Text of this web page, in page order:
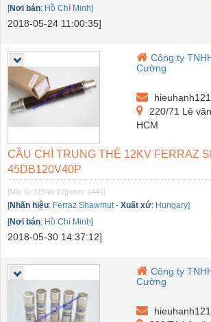
[Nơi bán: Hồ Chí Minh]
2018-05-24 11:00:35]
Công ty
Cường
220/71 Lê
HCM
CẦU CHÌ TRUNG THẾ 12KV FERRAZ
45DB120V40P
[Mã: G-37946-10][xem: 1441]
[Nhãn hiệu: Ferraz Shawmut - Xuất xứ: Hungary]
[Nơi bán: Hồ Chí Minh]
2018-05-30 14:37:12]
Công ty
Cường